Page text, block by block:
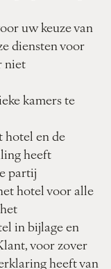
uw keuze van
diensten voor
niet
kamers te
hotel en de
heeft
partij
hotel voor alle
in bijlage en
voor zover
heeft van